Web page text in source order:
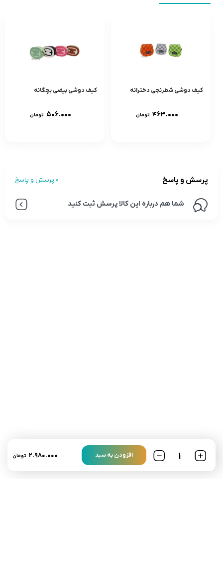
افزودن به سبد ۲.۹۸۰.۰۰۰ تومان
کیف دوشی شطرنجی دخترانه
۴۶۳.۰۰۰ تومان
کیف دوشی بیضی بچگانه
۵۰۶.۰۰۰ تومان
پرسش و پاسخ 0 پرسش و پاسخ
شما هم درباره این کالا پرسش ثبت کنید